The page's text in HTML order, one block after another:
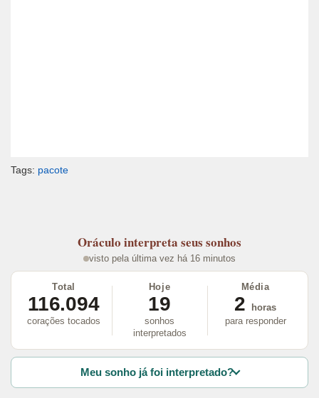
Tags: pacote
Oráculo interpreta seus sonhos
visto pela última vez há 16 minutos
Total
116.094
corações tocados
Hoje
19
sonhos
interpretados
Média
2
horas
para responder
Meu sonho já foi interpretado?